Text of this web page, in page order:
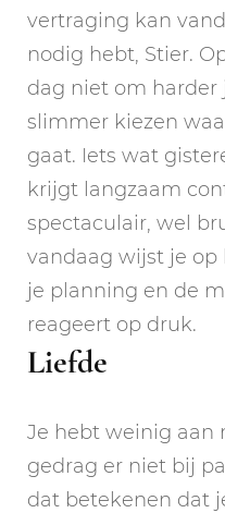
vertraging kan
nodig hebt, Stier.
dag niet om harder
slimmer kiezen
gaat. Iets wat
krijgt langzaam
spectaculair, wel
vandaag wijst je op
je planning en de
reageert op druk.
Liefde
Je hebt weinig aan
gedrag er niet bij
dat betekenen dat